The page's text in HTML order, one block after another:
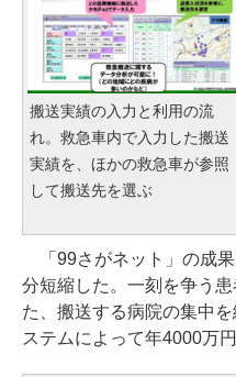
搬送実績の入力と利用の流
れ。救急車内で入力した搬送
実績を、ほかの救急車が参照
して搬送先を選ぶ
「99さがネット」の成
分短縮した。一刻を争う
た、搬送する病院の集中
ステムによって年4000万